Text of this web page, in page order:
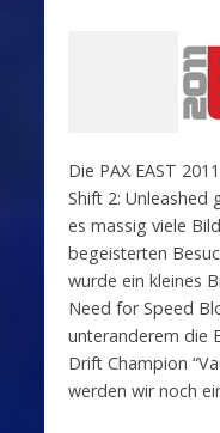
Die PAX EAST
Shift 2: Unleashed
es massig viele
begeisterten
wurde ein kleines
Need for Speed
unteranderem die
Drift Champion
werden wir noch